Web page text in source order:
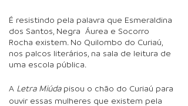
É resistindo pela palavra que Esmeraldina
dos Santos, Negra Áurea e Socorro
Rocha existem. No Quilombo do Curiaú,
nos palcos literários, na sala de leitura de
uma escola pública.
A Letra Miúdapisou o chão do Curiaú para
ouvir essas mulheres que existem pela